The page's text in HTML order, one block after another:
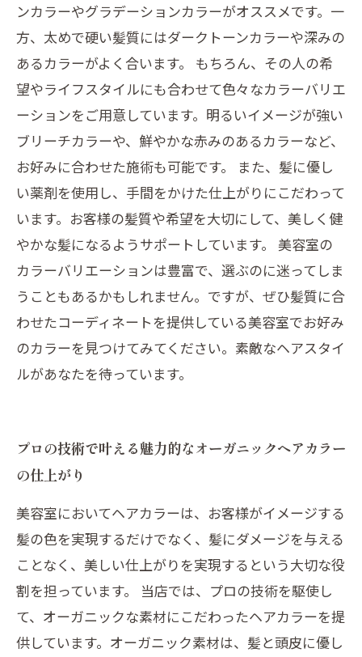
ンカラーやグラデーションカラーがオススメです。一
方、太めで硬い髪質にはダークトーンカラーや深みの
あるカラーがよく合います。 もちろん、その人の希
望やライフスタイルにも合わせて色々なカラーバリエ
ーションをご用意しています。明るいイメージが強い
ブリーチカラーや、鮮やかな赤みのあるカラーなど、
お好みに合わせた施術も可能です。 また、髪に優し
い薬剤を使用し、手間をかけた仕上がりにこだわって
います。お客様の髪質や希望を大切にして、美しく健
やかな髪になるようサポートしています。 美容室の
カラーバリエーションは豊富で、選ぶのに迷ってしま
うこともあるかもしれません。ですが、ぜひ髪質に合
わせたコーディネートを提供している美容室でお好み
のカラーを見つけてみてください。素敵なヘアスタイ
ルがあなたを待っています。
プロの技術で叶える魅力的なオーガニックヘアカラー
の仕上がり
美容室においてヘアカラーは、お客様がイメージする
髪の色を実現するだけでなく、髪にダメージを与える
ことなく、美しい仕上がりを実現するという大切な役
割を担っています。 当店では、プロの技術を駆使し
て、オーガニックな素材にこだわったヘアカラーを提
供しています。オーガニック素材は、髪と頭皮に優し